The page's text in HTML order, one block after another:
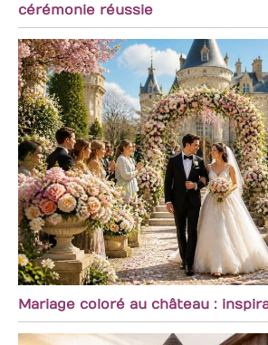
cérémonie réussie
Mariage coloré au château :